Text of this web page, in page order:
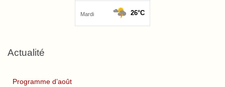
Actualité
Programme d’août